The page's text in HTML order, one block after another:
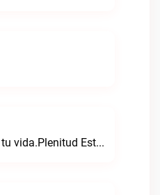
Plenitud estereo la radio cristiana que edificará tu vida.Plenitud Estereo Online live